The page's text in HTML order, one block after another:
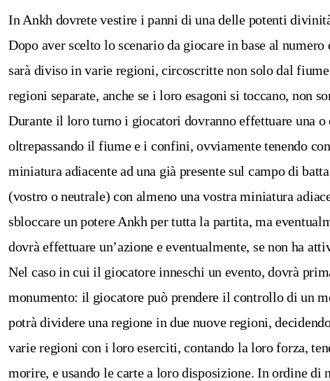
In Ankh dovrete vestire i panni di una delle potenti
Dopo aver scelto lo scenario da giocare in base al
sarà diviso in varie regioni, circoscritte non solo dal
regioni separate, anche se i loro esagoni si toccano, non
Durante il loro turno i giocatori dovranno effettuare una
oltrepassando il fiume e i confini, ovviamente tenendo
miniatura adiacente ad una già presente sul campo di
(vostro o neutrale) con almeno una vostra miniatura
sbloccare un potere Ankh per tutta la partita, ma
dovrà effettuare un’azione e eventualmente, se non ha
Nel caso in cui il giocatore inneschi un evento, dovrà
monumento: il giocatore può prendere il controllo di un
potrà dividere una regione in due nuove regioni,
varie regioni con i loro eserciti, contando la loro forza,
morire, e usando le carte a loro disposizione. In ordine